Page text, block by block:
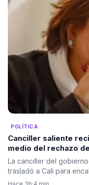
POLÍTICA
Canciller saliente
medio del rechazo
cambios en el
La canciller del
trasladó a Cali para
Hace 3h·4 min